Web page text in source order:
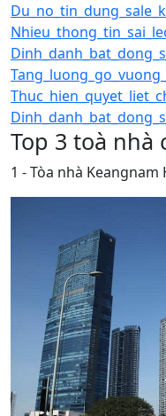
Top 3 toà nhà
1 - Tòa nhà